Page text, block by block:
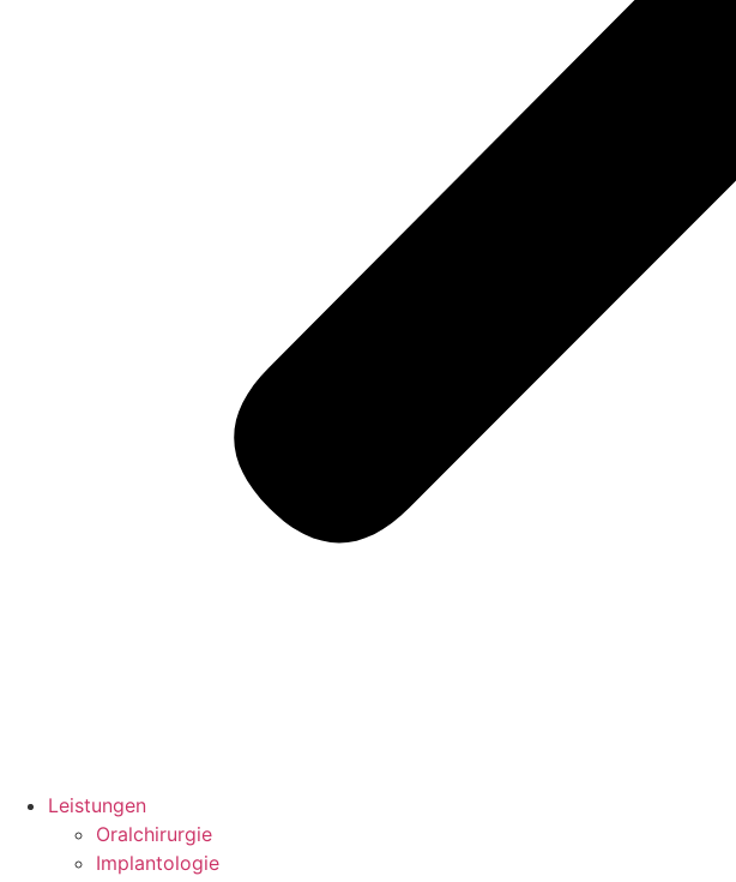
Leistungen
Oralchirurgie
Implantologie